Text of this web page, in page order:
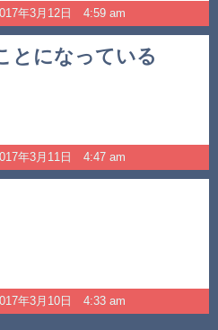
年3月12日 4:59 am
とになっている
年3月11日 4:47 am
年3月10日 4:33 am